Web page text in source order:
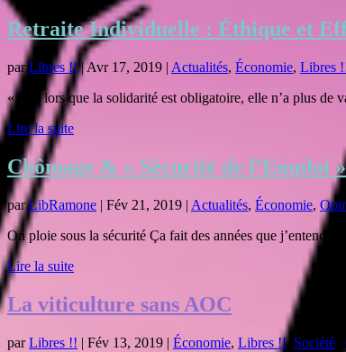
Retraite Individuelle : Éthique et
parLibres !!|Avr 17, 2019 | Actualités, Économie, Libres
« Dès lors que la solidarité est obligatoire, elle n’a plus de
Lire la suite
Chômage & « Sécurité de l’Emploi »
parLibRamone | Fév 21, 2019 | Actualités, Économie,
On ploie sous la sécurité Ça fait des années que j’entends
Lire la suite
La viticulture sans AOC
parLibres !! | Fév 13, 2019 | Économie, Libres !!, Société